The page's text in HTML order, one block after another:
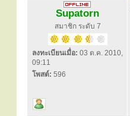
Supatorn
สมาชิก ระดับ 7
ลงทะเบียนเมื่อ: 03 ต.ค. 2010,
09:11
โพสต์: 596